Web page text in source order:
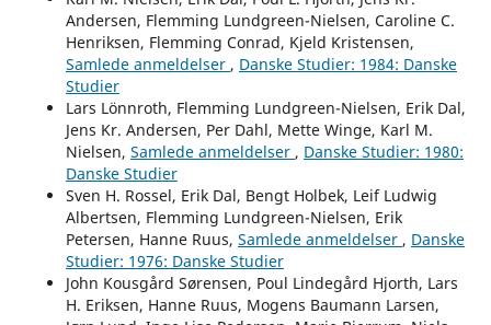
Andersen, Flemming Lundgreen-Nielsen, Caroline C.
Henriksen, Flemming Conrad, Kjeld Kristensen,
Samlede anmeldelser , Danske Studier: 1984: Danske
Studier
Lars Lönnroth, Flemming Lundgreen-Nielsen, Erik Dal,
Jens Kr. Andersen, Per Dahl, Mette Winge, Karl M.
Nielsen, Samlede anmeldelser , Danske Studier: 1980:
Danske Studier
Sven H. Rossel, Erik Dal, Bengt Holbek, Leif Ludwig
Albertsen, Flemming Lundgreen-Nielsen, Erik
Petersen, Hanne Ruus, Samlede anmeldelser , Danske
Studier: 1976: Danske Studier
John Kousgård Sørensen, Poul Lindegård Hjorth, Lars
H. Eriksen, Hanne Ruus, Mogens Baumann Larsen,